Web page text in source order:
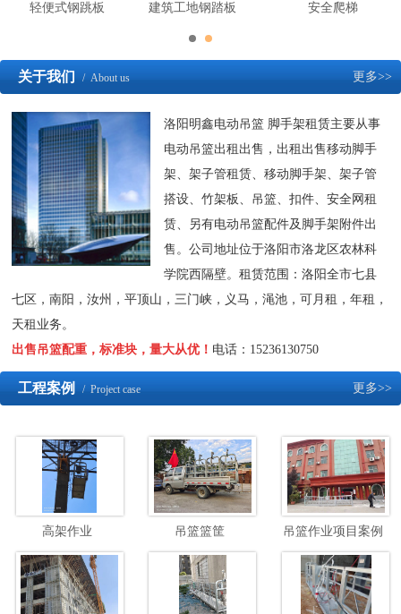
轻便式钢跳板 安全爬梯
更多>>
关于我们/ About us
洛阳明鑫电动吊篮 脚手架租赁主要从事
电动吊篮出租出售，出租出售移动脚手
架、架子管租赁、移动脚手架、架子管
搭设、竹架板、吊篮、扣件、安全网租
赁、另有电动吊篮配件及脚手架附件出
售。公司地址位于洛阳市洛龙区农林科
学院西隔壁。租赁范围：洛阳全市七县
七区，南阳，汝州，平顶山，三门峡，义马，渑池，可月租，年租，
天租业务。
出售吊篮配重，标准块，量大从优！ 电话：15236130750
更多>>
工程案例/ Project case
高架作业 吊篮篮筐 吊篮作业项目案例